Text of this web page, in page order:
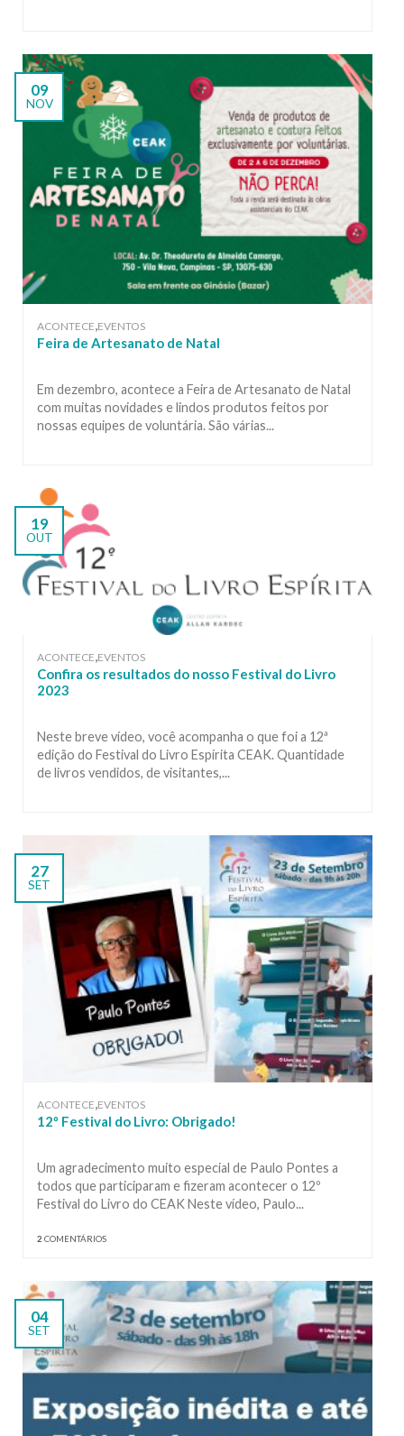
09
NOV
ACONTECE EVENTOS
Feira de Artesanato de Natal
Em dezembro, acontece a Feira de Artesanato de Natal
com muitas novidades e lindos produtos feitos por
nossas equipes de voluntária. São várias...
19
OUT
ACONTECE EVENTOS
Confira os resultados do nosso Festival do Livro
2023
Neste breve vídeo, você acompanha o que foi a 12ª
edição do Festival do Livro Espírita CEAK. Quantidade
de livros vendidos, de visitantes,...
27
SET
ACONTECE,EVENTOS
12º Festival do Livro: Obrigado!
Um agradecimento muito especial de Paulo Pontes a
todos que participaram e fizeram acontecer o 12º
Festival do Livro do CEAK Neste vídeo, Paulo...
2 COMENTÁRIOS
04
SET